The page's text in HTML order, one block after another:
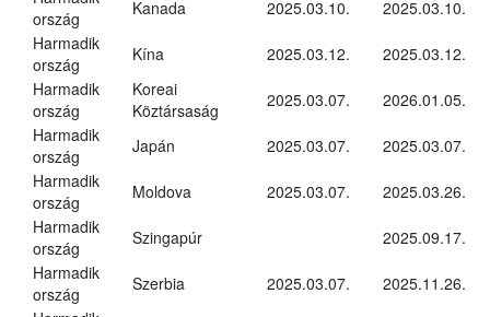
ország
Kanada 2025.03.10.
2025.03.10.
Harmadik
ország
Kína 2025.03.12.
2025.03.12.
Harmadik
ország
Koreai
Köztársaság
2025.03.07.
2026.01.05.
Harmadik
ország
Japán 2025.03.07.
2025.03.07.
Harmadik
ország
Moldova 2025.03.07.
2025.03.26.
Harmadik
ország
Szingapúr
2025.09.17.
Harmadik
ország
Szerbia 2025.03.07.
2025.11.26.